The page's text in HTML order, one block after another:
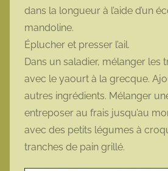
dans la longueur à l’aide d’un
mandoline.
Éplucher et presser l’ail.
Dans un saladier, mélanger les
avec le yaourt à la grecque.
autres ingrédients. Mélanger
entreposer au frais jusqu’au
avec des petits légumes à
tranches de pain grillé.